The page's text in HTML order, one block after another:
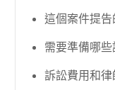
這個案件提
需要準備哪
訴訟費用和